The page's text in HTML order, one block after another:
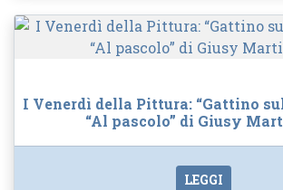
I Venerdì della Pittura: “Gattino
“Al pascolo” di Giusy
LEGGI